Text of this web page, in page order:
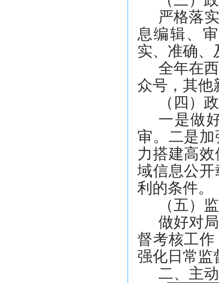
严格落
息编辑、
实、准确、
全年在
众号，其他
（四）
一是做
审。二是
力搭建高
域信息公
利的条件。
（五）
做好对
督考核工
强化日常监
二、主